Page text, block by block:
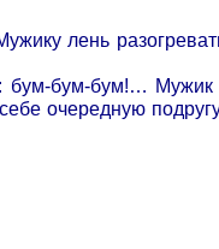
лень
бум-бум!… Мужик
очередную